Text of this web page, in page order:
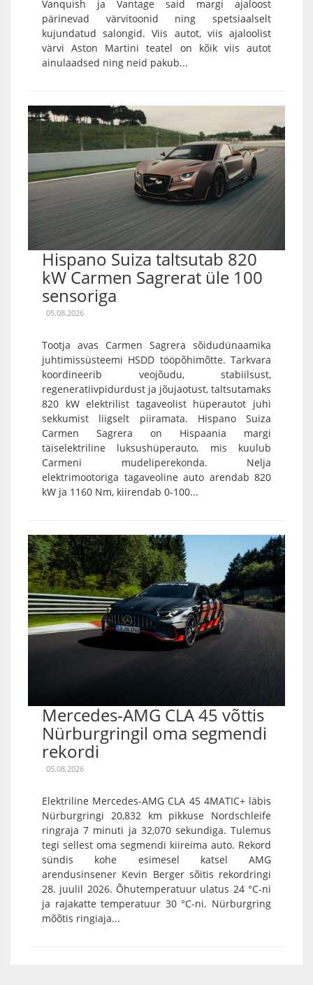
Vanquish ja Vantage said margi ajaloost
pärinevad värvitoonid ning spetsiaalselt
kujundatud salongid. Viis autot, viis ajaloolist
värvi Aston Martini teatel on kõik viis autot
ainulaadsed ning neid pakub...
Hispano Suiza taltsutab 820
kW Carmen Sagrerat üle 100
sensoriga
05.08.2026
Tootja avas Carmen Sagrera sõidudünaamika
juhtimissüsteemi HSDD tööpõhimõtte. Tarkvara
koordineerib veojõudu, stabiilsust,
regeneratiivpidurdust ja jõujaotust, taltsutamaks
820 kW elektrilist tagaveolist hüperautot juhi
sekkumist liigselt piiramata. Hispano Suiza
Carmen Sagrera on Hispaania margi
täiselektriline luksushüperauto, mis kuulub
Carmeni mudeliperekonda. Nelja
elektrimootoriga tagaveoline auto arendab 820
kW ja 1160 Nm, kiirendab 0-100...
Mercedes-AMG CLA 45 võttis
Nürburgringil oma segmendi
rekordi
05.08.2026
Elektriline Mercedes-AMG CLA 45 4MATIC+ läbis
Nürburgringi 20,832 km pikkuse Nordschleife
ringraja 7 minuti ja 32,070 sekundiga. Tulemus
tegi sellest oma segmendi kiireima auto. Rekord
sündis kohe esimesel katsel AMG
arendusinsener Kevin Berger sõitis rekordringi
28. juulil 2026. Õhutemperatuur ulatus 24 °C-ni
ja rajakatte temperatuur 30 °C-ni. Nürburgring
mõõtis ringiaja...